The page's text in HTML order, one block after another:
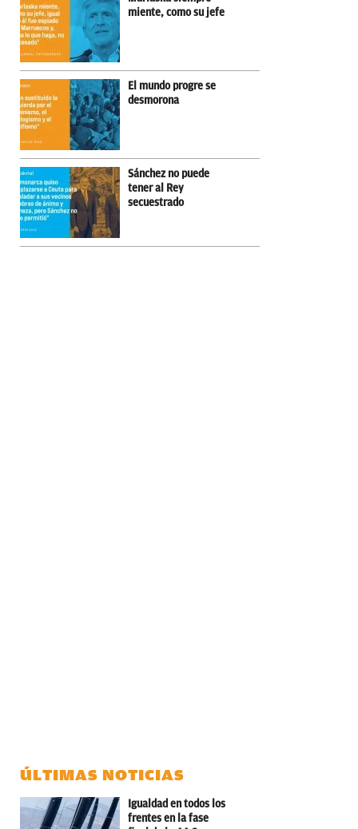
miente, como su jefe
El mundo progre se
desmorona
Sánchez no puede
tener al Rey
secuestrado
ÚLTIMAS NOTICIAS
Igualdad en todos los
frentes en la fase